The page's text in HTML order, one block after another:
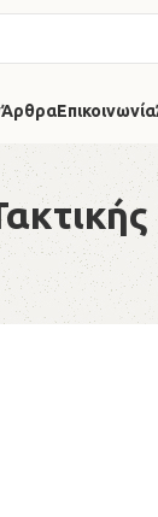
ΆρθραΕπικοινωνία